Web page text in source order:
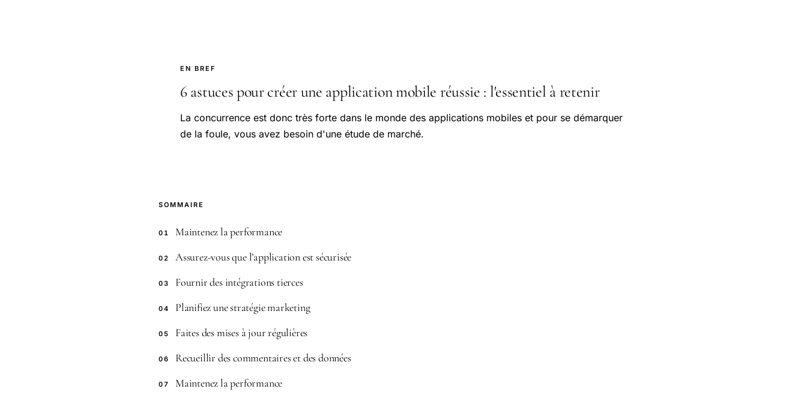
EN BREF
6 astuces pour créer une application mobile réussie : l'essentiel à retenir
La concurrence est donc très forte dans le monde des applications mobiles et pour se démarquer
de la foule, vous avez besoin d'une étude de marché.
SOMMAIRE
01 Maintenez la performance
02 Assurez-vous que l’application est sécurisée
03 Fournir des intégrations tierces
04 Planifiez une stratégie marketing
05 Faites des mises à jour régulières
06 Recueillir des commentaires et des données
07 Maintenez la performance